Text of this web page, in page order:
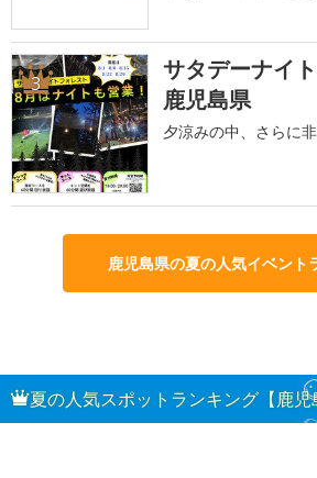
3
サタデーナイ
鹿児島県
夕涼みの中、さらに
鹿児島県の夏の人気イベント
夏の人気スポットランキング【鹿児